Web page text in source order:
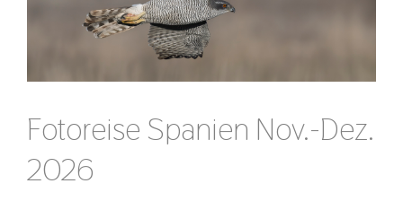
Fotoreise Spanien Nov.-Dez.
2026